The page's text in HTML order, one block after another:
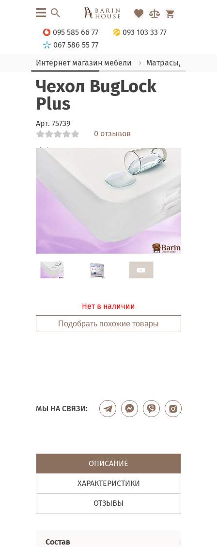
095 585 66 77
093 103 33 77
067 586 55 77
Интернет магазин мебели
Матрасы, текстиль
Чехол BugLock
Plus
Арт. 75739
0 отзывов
Link
Link
Нет в наличии
Подобрать похожие товары
МЫ НА СВЯЗИ:
ОПИСАНИЕ
ХАРАКТЕРИСТИКИ
ОТЗЫВЫ
Состав Мягкий